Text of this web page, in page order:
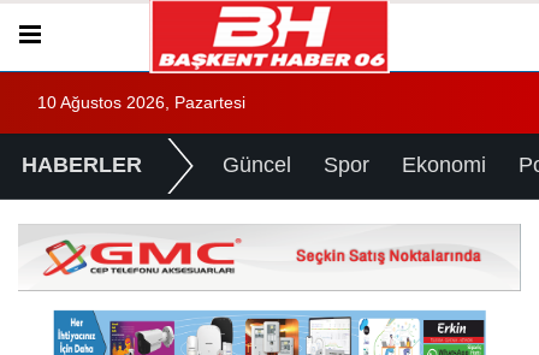
10 Ağustos 2026, Pazartesi
HABERLER Güncel Spor Ekonomi